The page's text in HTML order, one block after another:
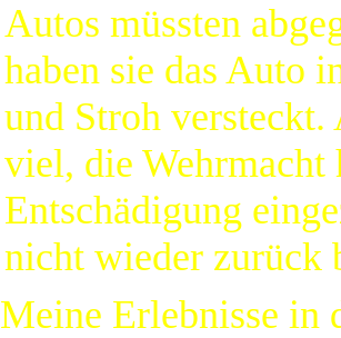
Autos müssten
haben sie das Auto
und Stroh versteckt.
viel, die Wehrmacht
Entschädigung
nicht wieder zurück
Meine Erlebnisse in